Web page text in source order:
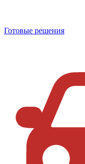
Готовые решения